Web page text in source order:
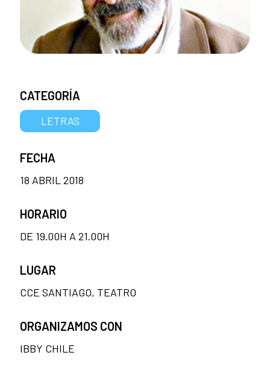
CATEGORÍA
LETRAS
FECHA
18 ABRIL 2018
HORARIO
DE 19.00H A 21.00H
LUGAR
CCE SANTIAGO, TEATRO
ORGANIZAMOS CON
IBBY CHILE